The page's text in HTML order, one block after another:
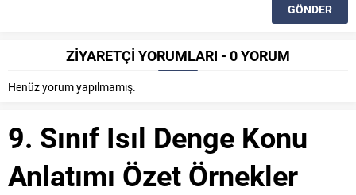
ZİYARETÇİ YORUMLARI - 0 YORUM
Henüz yorum yapılmamış.
9. Sınıf Isıl Denge Konu
Anlatımı Özet Örnekler